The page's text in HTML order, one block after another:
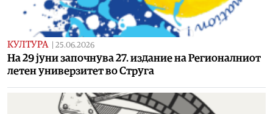
КУЛТУРА | 25.06.2026
На 29 јуни започнува 27. издание на Регионалниот
летен универзитет во Струга